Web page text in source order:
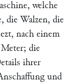
welche
die Walzen, die
nach einem
die
ihrer
und